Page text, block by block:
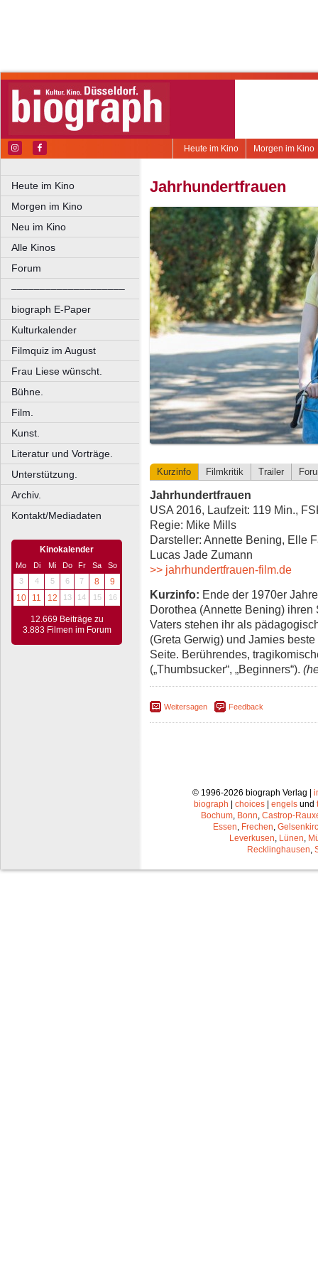
Morgen im Kino
Heute im Kino
Heute im Kino
Morgen im Kino
Neu im Kino
Alle Kinos
Forum
––––––––––––––––––––
biograph E-Paper
Kulturkalender
Filmquiz im August
Frau Liese wünscht.
Bühne.
Film.
Kunst.
Literatur und Vorträge.
Unterstützung.
Archiv.
Kontakt/Mediadaten
Kinokalender
Mo Di Mi Do Fr Sa
So
3
4 5 6 7 8
9
10
11 12 13 14 15 16
12.669 Beiträge zu
3.883 Filmen im Forum
Jahrhundertfrauen
Kurzinfo Filmkritik Trailer
Jahrhundertfrauen
USA 2016, Laufzeit: 119 Min.,
Regie: Mike Mills
Darsteller: Annette Bening, Elle
Lucas Jade Zumann
>> jahrhundertfrauen-film.de
Kurzinfo: Ende der 1970er
Dorothea (Annette Bening)
Vaters stehen ihr als
(Greta Gerwig) und Jamies
Seite. Berührendes,
(„Thumbsucker“, „Beginners“).
Weitersagen Feedback
© 1996-2026 biograph Verlag |
biograph | choices | engels und
Bochum Bonn Castrop-
Essen Frechen
Leverkusen Lünen
Recklinghausen